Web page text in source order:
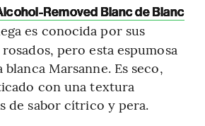
Removed Blanc de Blanc
es conocida por sus
pero esta espumosa
blanca Marsanne. Es seco,
con una textura
de sabor cítrico y pera.